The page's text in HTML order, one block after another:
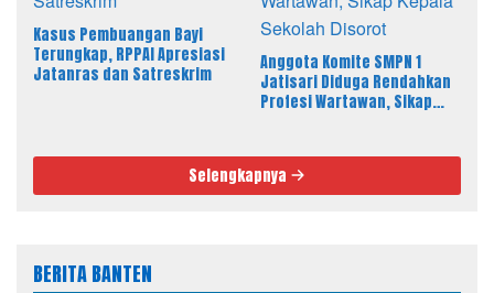
Kasus Pembuangan Bayi
Terungkap, RPPAI Apresiasi
Jatanras dan Satreskrim
Anggota Komite SMPN 1
Jatisari Diduga Rendahkan
Profesi Wartawan, Sikap
Selengkapnya
BERITA BANTEN